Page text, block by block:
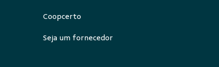
Coopcerto
Seja um fornecedor